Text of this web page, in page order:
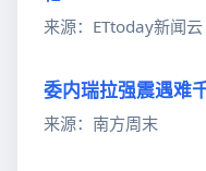
来源：ETtoday新闻云
委内瑞拉强震遇难
来源：南方周末